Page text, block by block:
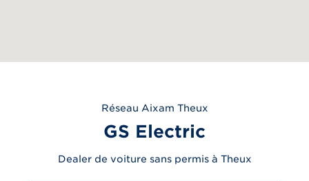
Réseau Aixam Theux
GS Electric
Dealer de voiture sans permis à Theux